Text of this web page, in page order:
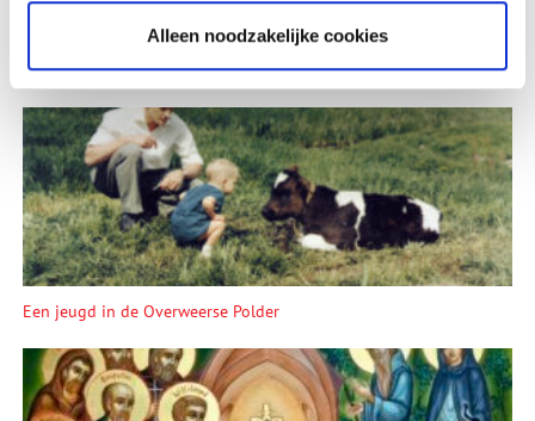
Alleen noodzakelijke cookies
Lees meer verhalen
Een jeugd in de Overweerse Polder